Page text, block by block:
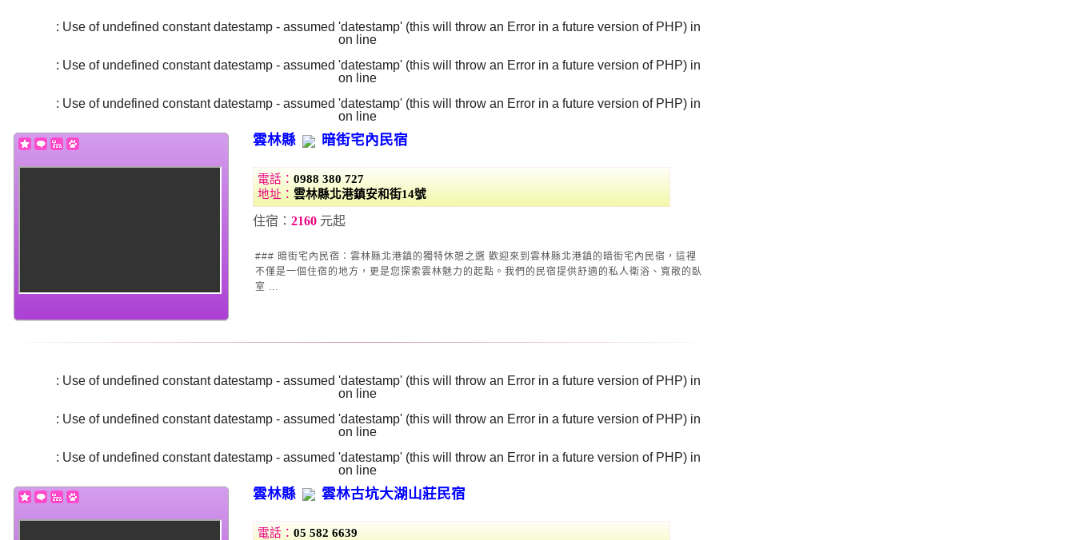
: Use of undefined constant datestamp - assumed 'datestamp' (this will throw an Error in a future version of PHP) in
on line
: Use of undefined constant datestamp - assumed 'datestamp' (this will throw an Error in a future version of PHP) in
on line
: Use of undefined constant datestamp - assumed 'datestamp' (this will throw an Error in a future version of PHP) in
on line
雲林縣 暗街宅內民宿
電話： 0988 380 727
地址： 雲林縣北港鎮安和街14號
住宿： 2160元起
### 暗街宅內民宿：雲林縣北港鎮的獨特休憩之選 歡迎來到雲林縣北港鎮的暗街宅內民宿，這裡
不僅是一個住宿的地方，更是您探索雲林魅力的起點。我們的民宿提供舒適的私人衛浴、寬敞的臥
室 ...
: Use of undefined constant datestamp - assumed 'datestamp' (this will throw an Error in a future version of PHP) in
on line
: Use of undefined constant datestamp - assumed 'datestamp' (this will throw an Error in a future version of PHP) in
on line
: Use of undefined constant datestamp - assumed 'datestamp' (this will throw an Error in a future version of PHP) in
on line
雲林縣 雲林古坑大湖山莊民宿
電話： 05 582 6639